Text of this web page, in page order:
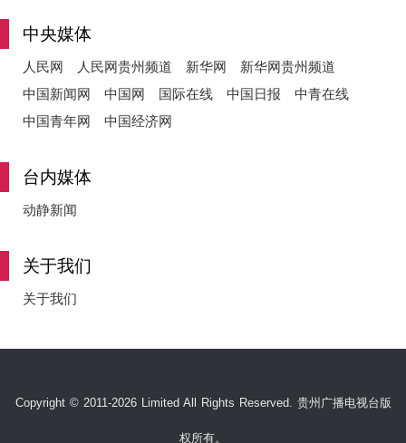
中央媒体
人民网 人民网贵州频道 新华网
新华网贵州频道
中国新闻网
中国网 国际在线 中国日报
中青在线
中国青年网
中国经济网
台内媒体
动静新闻
关于我们
关于我们
Copyright © 2011-2026 Limited All Rights Reserved. 贵州广播电视台版
权所有。